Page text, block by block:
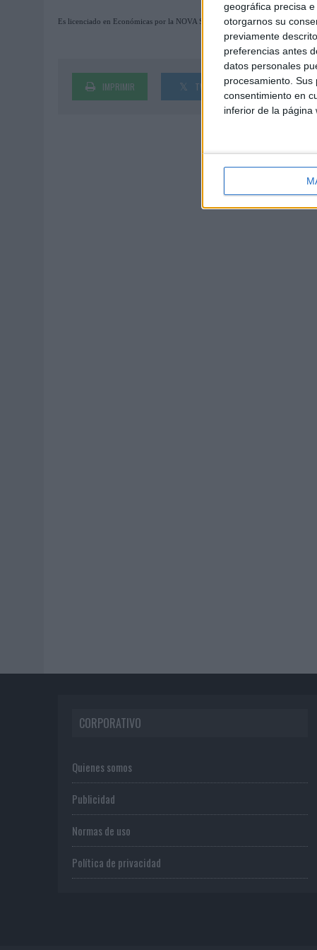
geográfica precisa
otorgarnos su
previamente
preferencias antes
datos personales
procesamiento.
consentimiento en
inferior de la página
Es licenciado en Económicas por la NOVA School of Business and
IMPRIMIR TWEET SHARE
CORPORATIVO
Quienes somos
Publicidad
Normas de uso
Política de privacidad